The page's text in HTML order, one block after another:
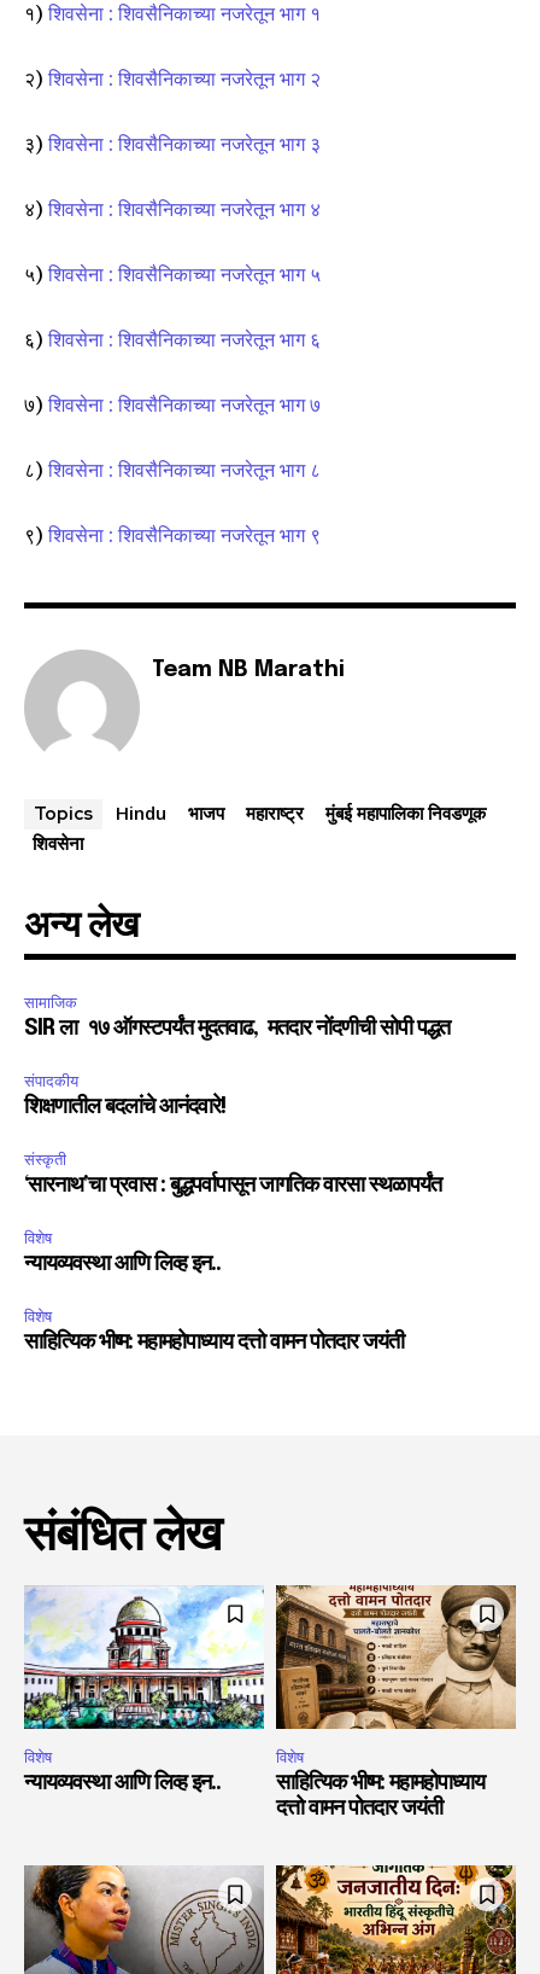
१) शिवसेना : शिवसैनिकाच्या नजरेतून भाग १
२) शिवसेना : शिवसैनिकाच्या नजरेतून भाग २
३) शिवसेना : शिवसैनिकाच्या नजरेतून भाग ३
४) शिवसेना : शिवसैनिकाच्या नजरेतून भाग ४
५) शिवसेना : शिवसैनिकाच्या नजरेतून भाग ५
६) शिवसेना : शिवसैनिकाच्या नजरेतून भाग ६
७) शिवसेना : शिवसैनिकाच्या नजरेतून भाग ७
८) शिवसेना : शिवसैनिकाच्या नजरेतून भाग ८
९) शिवसेना : शिवसैनिकाच्या नजरेतून भाग ९
Team NB Marathi
Topics Hindu भाजप महाराष्ट्र
मुंबई महापालिका निवडणूक
शिवसेना
अन्य लेख
सामाजिक
SIR ला १७ ऑगस्टपर्यंत मुदतवाढ, मतदार नोंदणीची सोपी पद्धत
संपादकीय
शिक्षणातील बदलांचे आनंदवारे!
संस्कृती
‘सारनाथ’चा प्रवास : बुद्धपर्वापासून जागतिक वारसा स्थळापर्यंत
विशेष
न्यायव्यवस्था आणि लिव्ह इन..
विशेष
साहित्यिक भीष्म: महामहोपाध्याय दत्तो वामन पोतदार जयंती
संबंधित लेख
विशेष
न्यायव्यवस्था आणि लिव्ह इन..
विशेष
साहित्यिक भीष्म: महामहोपाध्याय
दत्तो वामन पोतदार जयंती